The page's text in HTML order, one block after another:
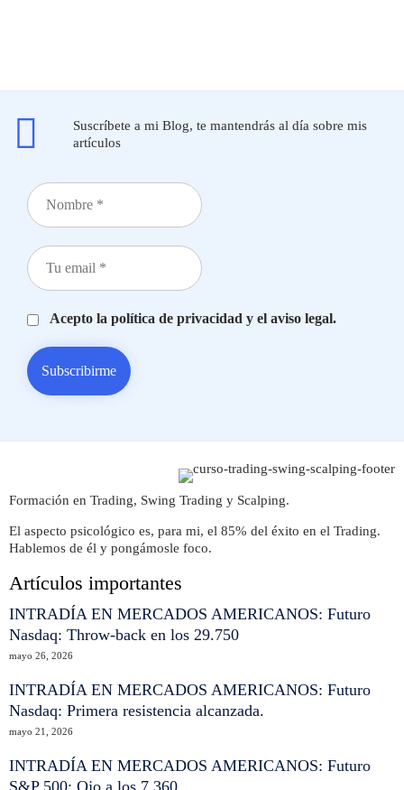
Suscríbete a mi Blog, te mantendrás al día sobre mis
artículos
Acepto la política de privacidad y el aviso legal.
Formación en Trading, Swing Trading y Scalping.
El aspecto psicológico es, para mi, el 85% del éxito en el Trading.
Hablemos de él y pongámosle foco.
Artículos importantes
INTRADÍA EN MERCADOS AMERICANOS: Futuro
Nasdaq: Throw-back en los 29.750
mayo 26, 2026
INTRADÍA EN MERCADOS AMERICANOS: Futuro
Nasdaq: Primera resistencia alcanzada.
mayo 21, 2026
INTRADÍA EN MERCADOS AMERICANOS: Futuro